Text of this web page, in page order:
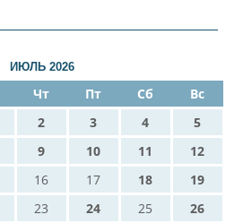
ИЮЛЬ 2026
Чт Пт Сб
Вс
2 3 4
5
9 10 11
12
16 17 18
19
23 24 25 26